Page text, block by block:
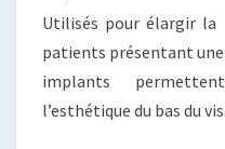
Utilisés pour élargir la
patients présentant
implants
l’esthétique du bas du